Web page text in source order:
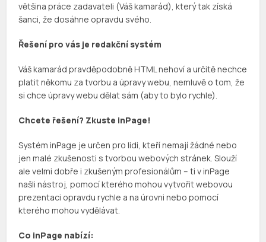
většina práce zadavateli (Váš kamarád), který tak získá
šanci, že dosáhne opravdu svého.
Řešení pro vás je redakční systém
Váš kamarád pravděpodobně HTML nehoví a určitě nechce
platit někomu za tvorbu a úpravy webu, nemluvě o tom, že
si chce úpravy webu dělat sám (aby to bylo rychle).
Chcete řešení? Zkuste inPage!
Systém inPage je určen pro lidi, kteří nemají žádné nebo
jen malé zkušenosti s tvorbou webových stránek. Slouží
ale velmi dobře i zkušeným profesionálům – ti v inPage
našli nástroj, pomocí kterého mohou vytvořit webovou
prezentaci opravdu rychle a na úrovni nebo pomocí
kterého mohou vydělávat.
Co inPage nabízí: